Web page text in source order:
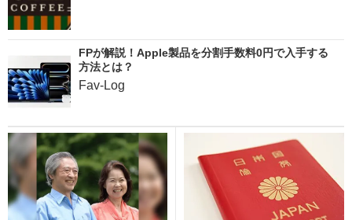
FPが解説！Apple製品を分割手数料0円で入手する
方法とは？
Fav-Log